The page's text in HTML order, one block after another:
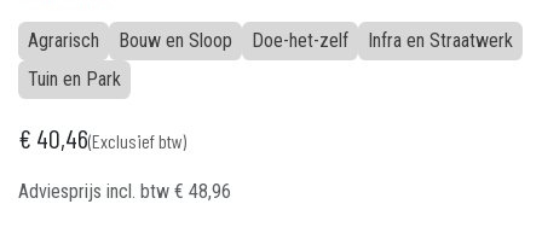
Agrarisch Bouw en Sloop Doe-het-zelf
Infra en Straatwerk
Tuin en Park
€ 40,46(Exclusief btw)
Adviesprijs incl. btw € 48,96